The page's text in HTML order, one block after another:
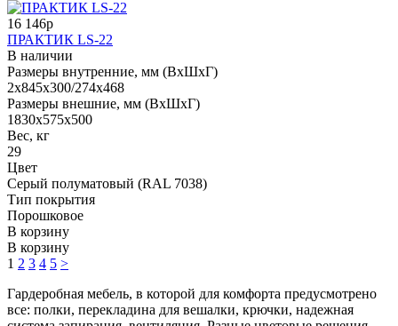
16 146р
ПРАКТИК LS-22
В наличии
Размеры внутренние, мм (ВхШхГ)
2х845x300/274x468
Размеры внешние, мм (ВхШхГ)
1830x575x500
Вес, кг
29
Цвет
Серый полуматовый (RAL 7038)
Тип покрытия
Порошковое
В корзину
В корзину
1 2 3 4 5 >
Гардеробная мебель, в которой для комфорта предусмотрено
все: полки, перекладина для вешалки, крючки, надежная